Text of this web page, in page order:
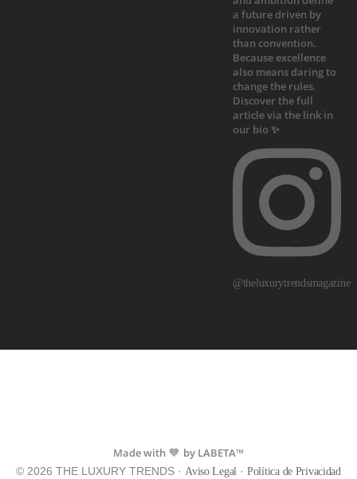
@theluxurytrendsmagazine
Made with 💙 by LABETA™
© 2026 THE LUXURY TRENDS ·Aviso Legal ·Política de Privacidad